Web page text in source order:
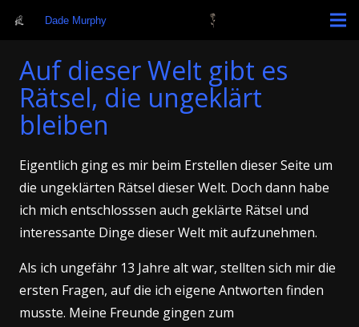
Dade Murphy
Auf dieser Welt gibt es
Rätsel, die ungeklärt
bleiben
Eigentlich ging es mir beim Erstellen dieser Seite um
die ungeklärten Rätsel dieser Welt. Doch dann habe
ich mich entschlosssen auch geklärte Rätsel und
interessante Dinge dieser Welt mit aufzunehmen.
Als ich ungefähr 13 Jahre alt war, stellten sich mir die
ersten Fragen, auf die ich eigene Antworten finden
musste. Meine Freunde gingen zum